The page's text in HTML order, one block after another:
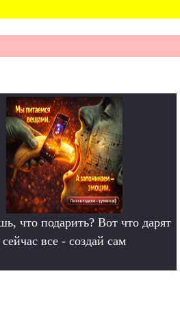
что подарить? Вот что дарят
сейчас все - создай сам